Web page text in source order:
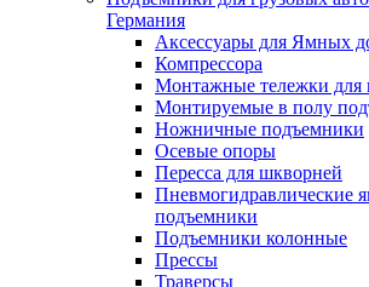
Германия
Аксессуары для Ямных
Компрессора
Монтажные тележки для
Монтируемые в полу
Ножничные подъемники
Осевые опоры
Пересса для шкворней
Пневмогидравлические
подъемники
Подъемники колонные
Прессы
Траверсы